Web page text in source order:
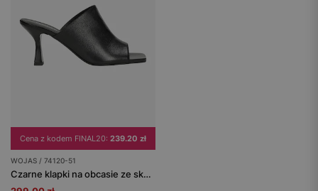
Cena z kodem FINAL20: 239.20 zł
WOJAS / 74120-51
Czarne klapki na obcasie ze skóry licowej